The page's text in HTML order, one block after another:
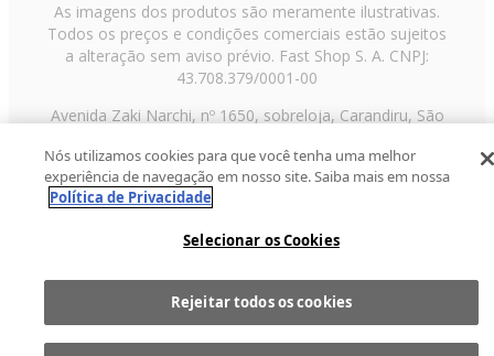
As imagens dos produtos são meramente ilustrativas.
Todos os preços e condições comerciais estão sujeitos
a alteração sem aviso prévio. Fast Shop S. A. CNPJ:
43.708.379/0001-00
Avenida Zaki Narchi, nº 1650, sobreloja, Carandiru, São
2013 Fast Shop - Todos os direitos reservadosRF
Nós utilizamos cookies para que você tenha uma melhor
experiência de navegação em nosso site. Saiba mais em nossa
Política de Privacidade
Selecionar os Cookies
Rejeitar todos os cookies